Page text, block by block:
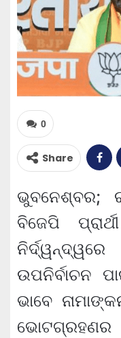
0
Share
ଭୁବନେଶ୍ବର;
ବିଜେପି
ଉପନିର୍ବାଚନ
ଭାବେ
ଭୋଟଗ୍ରହଣର